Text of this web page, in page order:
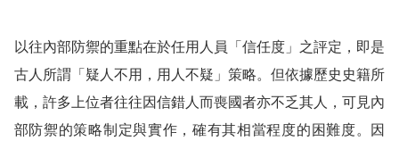
以往內部防禦的重點在於任用人員「信任度」之評定，即是
古人所謂「疑人不用，用人不疑」策略。但依據歷史史籍所
載，許多上位者往往因信錯人而喪國者亦不乏其人，可見內
部防禦的策略制定與實作，確有其相當程度的困難度。因